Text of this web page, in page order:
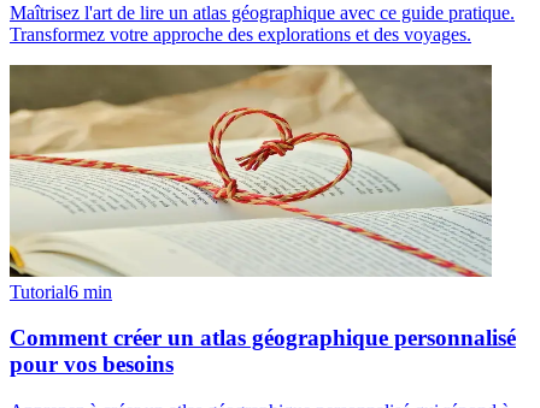
Maîtrisez l'art de lire un atlas géographique avec ce guide pratique.
Transformez votre approche des explorations et des voyages.
Tutorial6 min
Comment créer un atlas géographique personnalisé
pour vos besoins